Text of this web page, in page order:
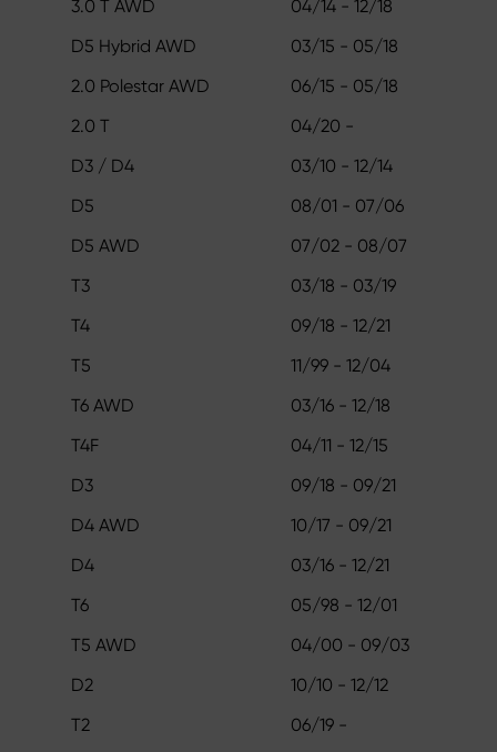
3.0 T AWD
04/14 - 12/18
D5 Hybrid AWD
03/15 - 05/18
2.0 Polestar AWD
06/15 - 05/18
2.0 T
04/20 -
D3 / D4
03/10 - 12/14
D5
08/01 - 07/06
D5 AWD
07/02 - 08/07
T3
03/18 - 03/19
T4
09/18 - 12/21
T5
11/99 - 12/04
T6 AWD
03/16 - 12/18
T4F
04/11 - 12/15
D3
09/18 - 09/21
D4 AWD
10/17 - 09/21
D4
03/16 - 12/21
T6
05/98 - 12/01
T5 AWD
04/00 - 09/03
D2
10/10 - 12/12
T2
06/19 -